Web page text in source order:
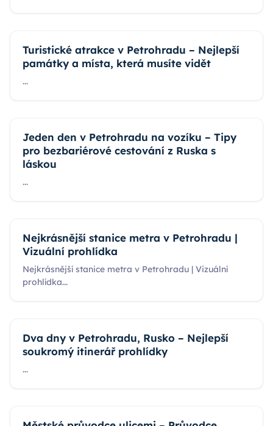
Turistické atrakce v Petrohradu – Nejlepší
památky a místa, která musíte vidět
...
Jeden den v Petrohradu na vozíku – Tipy
pro bezbariérové cestování z Ruska s
láskou
...
Nejkrásnější stanice metra v Petrohradu |
Vizuální prohlídka
Nejkrásnější stanice metra v Petrohradu | Vizuální
prohlídka...
Dva dny v Petrohradu, Rusko – Nejlepší
soukromý itinerář prohlídky
...